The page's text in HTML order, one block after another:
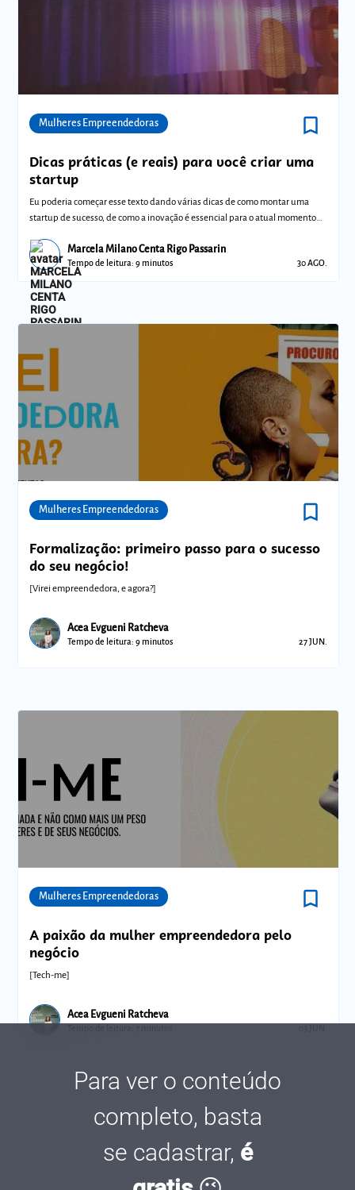
Mulheres Empreendedoras bookmark_border
Dicas práticas (e reais) para você criar uma
startup
Eu poderia começar esse texto dando várias dicas de como montar uma
startup de sucesso, de como a inovação é essencial para o atual momento
Marcela Milano Centa Rigo Passarin
Tempo de leitura: 9 minutos 30 AGO.
Mulheres Empreendedoras bookmark_border
Formalização: primeiro passo para o sucesso
do seu negócio!
[Virei empreendedora, e agora?]
Acea Evgueni Ratcheva
Tempo de leitura: 9 minutos 27 JUN.
Mulheres Empreendedoras bookmark_border
A paixão da mulher empreendedora pelo
negócio
[Tech-me]
Acea Evgueni Ratcheva
Para ver o conteúdo
completo, basta
se cadastrar, é